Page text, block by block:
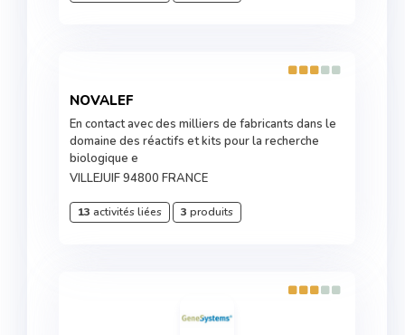
NOVALEF
En contact avec des milliers de fabricants dans le
domaine des réactifs et kits pour la recherche
biologique e
VILLEJUIF 94800 FRANCE
13 activités liées 3 produits